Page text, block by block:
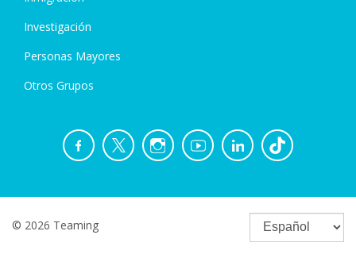
Investigación
Personas Mayores
Otros Grupos
© 2026 Teaming